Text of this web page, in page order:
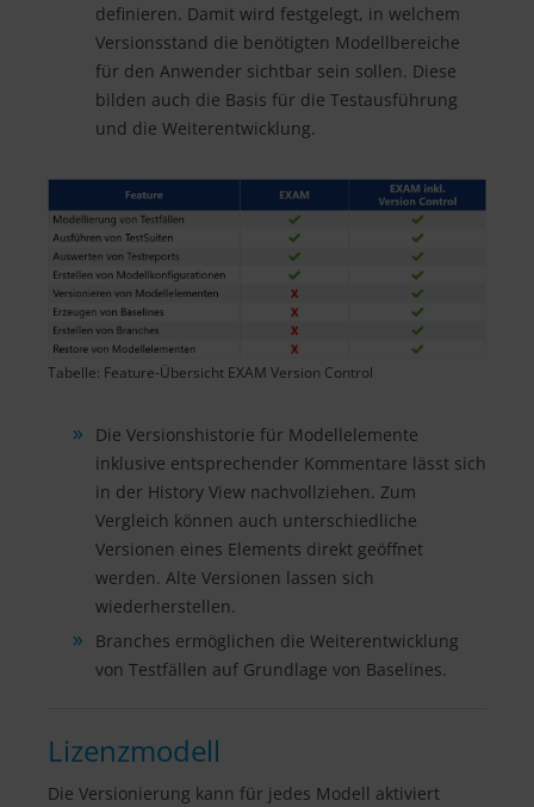
definieren. Damit wird festgelegt, in welchem
Versionsstand die benötigten Modellbereiche
für den Anwender sichtbar sein sollen. Diese
bilden auch die Basis für die Testausführung
und die Weiterentwicklung.
Tabelle: Feature-Übersicht EXAM Version Control
Die Versionshistorie für Modellelemente
inklusive entsprechender Kommentare lässt sich
in der History View nachvollziehen. Zum
Vergleich können auch unterschiedliche
Versionen eines Elements direkt geöffnet
werden. Alte Versionen lassen sich
wiederherstellen.
Branches ermöglichen die Weiterentwicklung
von Testfällen auf Grundlage von Baselines.
Lizenzmodell
Die Versionierung kann für jedes Modell aktiviert